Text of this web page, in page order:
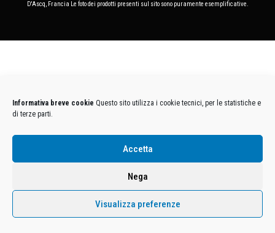
Informativa breve cookie Questo sito utilizza i cookie tecnici, per le statistiche e
di terze parti.
Accetta
Nega
Visualizza preferenze
D'Ascq, Francia Le foto dei prodotti presenti sul sito sono puramente esemplificative.